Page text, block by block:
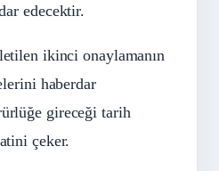
edecektir.
ikinci onaylamanın
haberdar
gireceği tarih
çeker.